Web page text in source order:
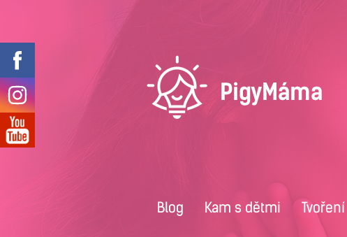
Blog Kam s dětmi Tvoření